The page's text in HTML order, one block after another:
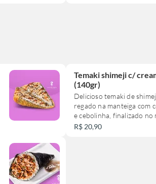
8 sashimis de salmão
5 uramakis de salmão com
chease
5 hossomaki de salmão
2 niguiri de salmão
2 jow de salmão
Temaki shimeji c/
(140gr)
Delicioso temaki de
regado na manteiga com
e cebolinha, finalizado no
R$ 20,90